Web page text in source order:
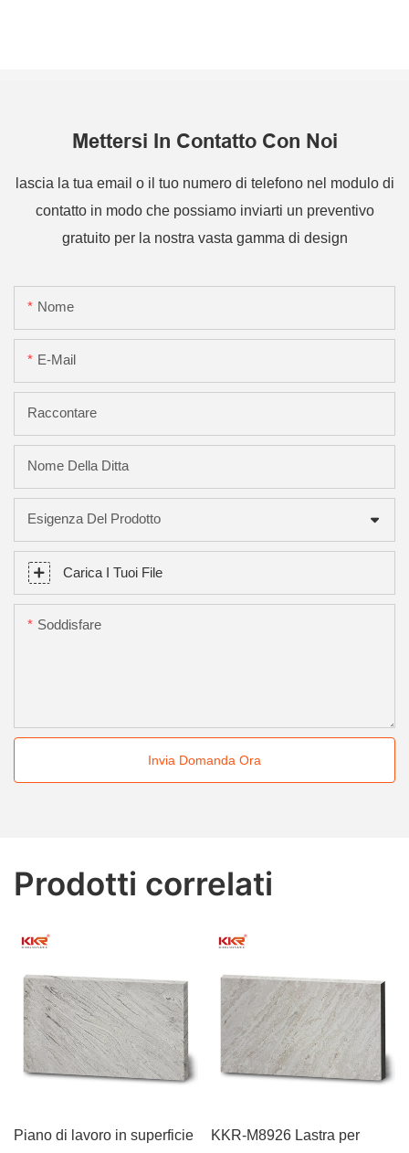
Mettersi In Contatto Con Noi
lascia la tua email o il tuo numero di telefono nel modulo di
contatto in modo che possiamo inviarti un preventivo
gratuito per la nostra vasta gamma di design
Nome
E-Mail
Raccontare
Nome Della Ditta
Esigenza Del Prodotto
Carica I Tuoi File
Soddisfare
Invia Domanda Ora
Prodotti correlati
Piano di lavoro in superficie KKR-M8926 Lastra per